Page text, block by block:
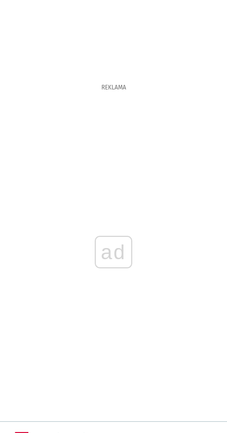
REKLAMA
ad